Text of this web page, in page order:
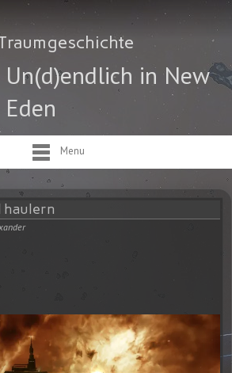
Un(d)endlich in New
Eden
Menu
haulern